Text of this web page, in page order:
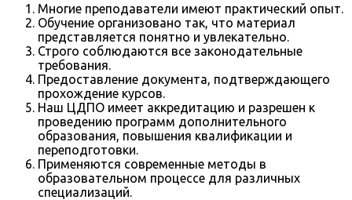
Многие преподаватели имеют практический опыт.
Обучение организовано так, что материал
представляется понятно и увлекательно.
Строго соблюдаются все законодательные
требования.
Предоставление документа, подтверждающего
прохождение курсов.
Наш ЦДПО имеет аккредитацию и разрешен к
проведению программ дополнительного
образования, повышения квалификации и
переподготовки.
Применяются современные методы в
образовательном процессе для различных
специализаций.